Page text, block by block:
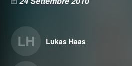
LH Lukas Haas